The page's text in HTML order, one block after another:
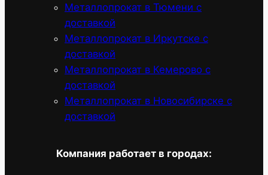
Металлопрокат в Тюмени с
доставкой
Металлопрокат в Иркутске с
доставкой
Металлопрокат в Кемерово с
доставкой
Металлопрокат в Новосибирске с
доставкой
Компания работает в городах: